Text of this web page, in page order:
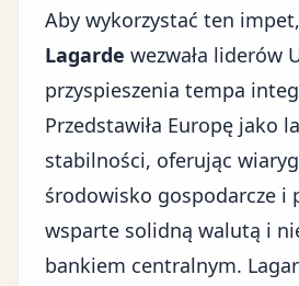
Aby wykorzystać ten impet,
Lagarde wezwała liderów
przyspieszenia tempa
Przedstawiła Europę jako
stabilności, oferując
środowisko gospodarcze i
wsparte solidną walutą i
bankiem centralnym.